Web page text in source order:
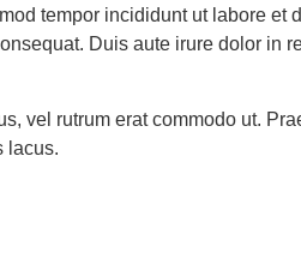
tempor incididunt ut labore
Duis aute irure dolor in
vel rutrum erat commodo ut.
lacus.